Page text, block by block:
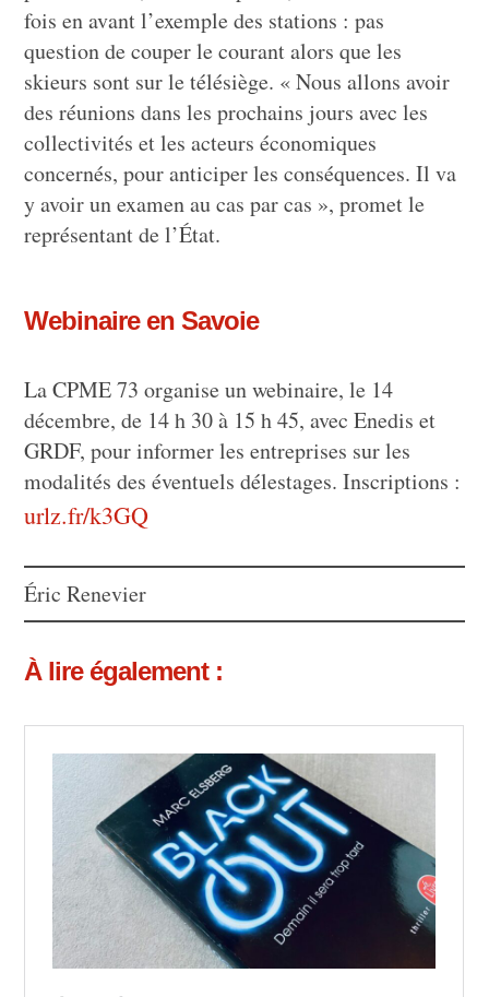
fois en avant l’exemple des stations : pas
question de couper le courant alors que les
skieurs sont sur le télésiège. « Nous allons avoir
des réunions dans les prochains jours avec les
collectivités et les acteurs économiques
concernés, pour anticiper les conséquences. Il va
y avoir un examen au cas par cas », promet le
représentant de l’État.
Webinaire en Savoie
La CPME 73 organise un webinaire, le 14
décembre, de 14 h 30 à 15 h 45, avec Enedis et
GRDF, pour informer les entreprises sur les
modalités des éventuels délestages. Inscriptions :
urlz.fr/k3GQ
Éric Renevier
À lire également :